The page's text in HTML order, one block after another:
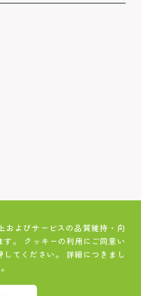
およびサービスの品質維持・向
。 クッキーの利用にご同意い
てください。 詳細につきまし